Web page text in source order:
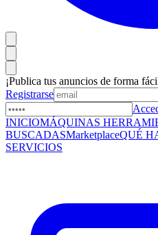
¡Publica tus anuncios de forma
Registrarse
INICIOMÁQUINAS
BUSCADASMarketplaceQUÉ
SERVICIOS